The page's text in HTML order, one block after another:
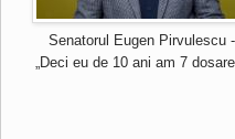
Senatorul Eugen Pirvulescu -
„Deci eu de 10 ani am 7